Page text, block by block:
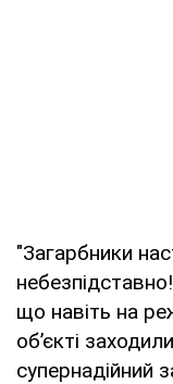
"Загарбники
що навіть на
об’єкті
супернадійний